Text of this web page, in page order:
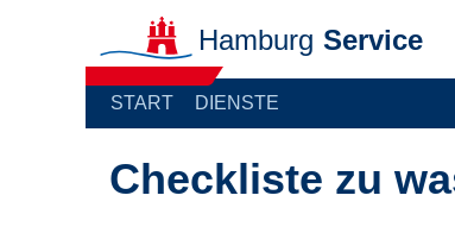
START DIENSTE
Checkliste zu